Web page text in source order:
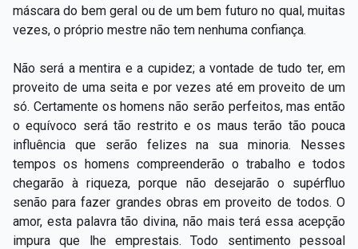
máscara do bem geral ou de um bem futuro no qual, muitas
vezes, o próprio mestre não tem nenhuma confiança.
Não será a mentira e a cupidez; a vontade de tudo ter, em
proveito de uma seita e por vezes até em proveito de um
só. Certamente os homens não serão perfeitos, mas então
o equívoco será tão restrito e os maus terão tão pouca
influência que serão felizes na sua minoria. Nesses
tempos os homens compreenderão o trabalho e todos
chegarão à riqueza, porque não desejarão o supérfluo
senão para fazer grandes obras em proveito de todos. O
amor, esta palavra tão divina, não mais terá essa acepção
impura que lhe emprestais. Todo sentimento pessoal